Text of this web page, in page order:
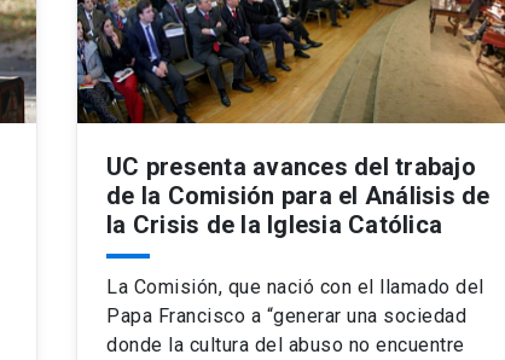
UC presenta avances del trabajo
de la Comisión para el Análisis de
la Crisis de la Iglesia Católica
La Comisión, que nació con el llamado del
Papa Francisco a “generar una sociedad
donde la cultura del abuso no encuentre